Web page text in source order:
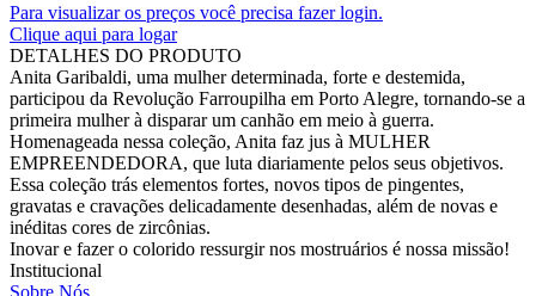
Para visualizar os preços você precisa fazer login.
Clique aqui para logar
DETALHES DO PRODUTO
Anita Garibaldi, uma mulher determinada, forte e destemida,
participou da Revolução Farroupilha em Porto Alegre, tornando-se a
primeira mulher à disparar um canhão em meio à guerra.
Homenageada nessa coleção, Anita faz jus à MULHER
EMPREENDEDORA, que luta diariamente pelos seus objetivos.
Essa coleção trás elementos fortes, novos tipos de pingentes,
gravatas e cravações delicadamente desenhadas, além de novas e
inéditas cores de zircônias.
Inovar e fazer o colorido ressurgir nos mostruários é nossa missão!
Institucional
Sobre Nós